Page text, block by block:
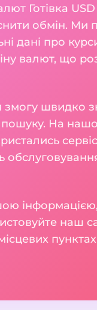
Готівка
обмін. Ми
про курси
валют, що
змогу швидко
пошуку. На
наш